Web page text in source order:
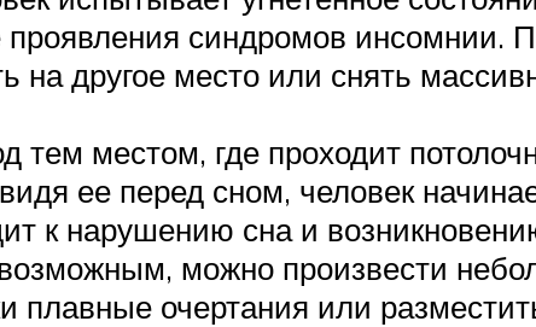
проявления синдромов инсомнии.
на другое место или снять
местом, где проходит
ее перед сном, человек
к нарушению сна и
можно произвести
плавные очертания или